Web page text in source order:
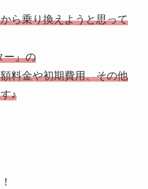
ら乗り換えようと思って
ー』の
料金や初期費用、その他
♪